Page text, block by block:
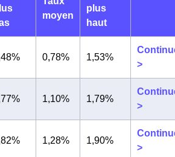
moyen
plus
haut
0,78% 1,53%
>
1,10% 1,79%
>
1,28% 1,90%
>